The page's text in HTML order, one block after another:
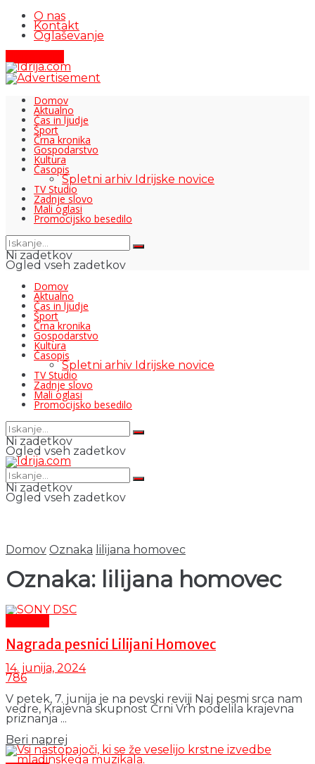
O nas
Kontakt
Oglaševanje
Domov
Aktualno
Čas in ljudje
Šport
Črna kronika
Gospodarstvo
Kultura
Časopis
Spletni arhiv Idrijske novice
TV Studio
Zadnje slovo
Mali oglasi
Promocijsko besedilo
Ni zadetkov
Ogled vseh zadetkov
Domov
Aktualno
Čas in ljudje
Šport
Črna kronika
Gospodarstvo
Kultura
Časopis
Spletni arhiv Idrijske novice
TV Studio
Zadnje slovo
Mali oglasi
Promocijsko besedilo
Ni zadetkov
Ogled vseh zadetkov
Ni zadetkov
Ogled vseh zadetkov
Domov Oznaka lilijana homovec
Oznaka: lilijana homovec
Nagrada pesnici Lilijani Homovec
14. junija, 2024
786
V petek, 7. junija je na pevski reviji Naj pesmi srca nam
vedre, Krajevna skupnost Črni Vrh podelila krajevna
priznanja ...
Beri naprej